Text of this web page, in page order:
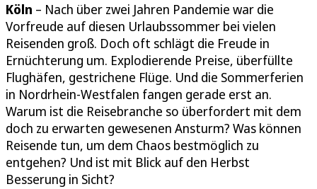
Köln – Nach über zwei Jahren Pandemie war die
Vorfreude auf diesen Urlaubssommer bei vielen
Reisenden groß. Doch oft schlägt die Freude in
Ernüchterung um. Explodierende Preise, überfüllte
Flughäfen, gestrichene Flüge. Und die Sommerferien
in Nordrhein-Westfalen fangen gerade erst an.
Warum ist die Reisebranche so überfordert mit dem
doch zu erwarten gewesenen Ansturm? Was können
Reisende tun, um dem Chaos bestmöglich zu
entgehen? Und ist mit Blick auf den Herbst
Besserung in Sicht?